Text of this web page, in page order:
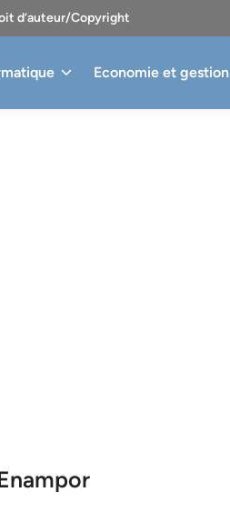
d’auteur/Copyright
Economie et gestion